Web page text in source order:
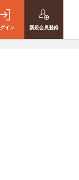
イン 新規会員登録